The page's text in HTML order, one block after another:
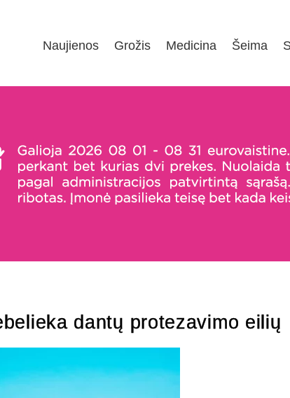
Naujienos Grožis Medicina Šeima
dantų protezavimo eilių